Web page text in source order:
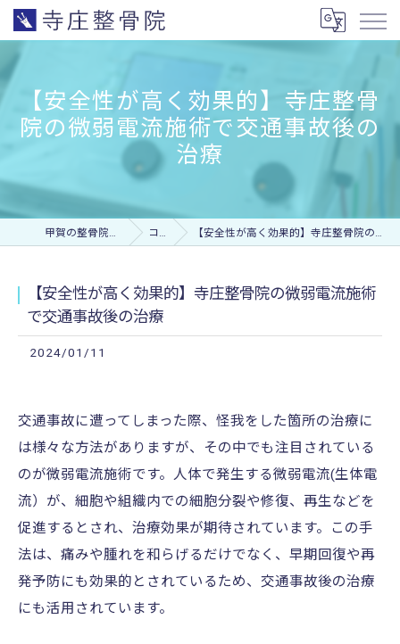
【安全性が高く効果的】寺庄整骨
院の微弱電流施術で交通事故後の
治療
甲賀の整骨院なら寺庄整骨院 コラム 【安全性が高く効果的】寺庄整骨院の微弱電流施術で交通事故後の治療
【安全性が高く効果的】寺庄整骨院の微弱電流施術
で交通事故後の治療
2024/01/11
交通事故に遭ってしまった際、怪我をした箇所の治療に
は様々な方法がありますが、その中でも注目されている
のが微弱電流施術です。人体で発生する微弱電流(生体電
流）が、細胞や組織内での細胞分裂や修復、再生などを
促進するとされ、治療効果が期待されています。この手
法は、痛みや腫れを和らげるだけでなく、早期回復や再
発予防にも効果的とされているため、交通事故後の治療
にも活用されています。